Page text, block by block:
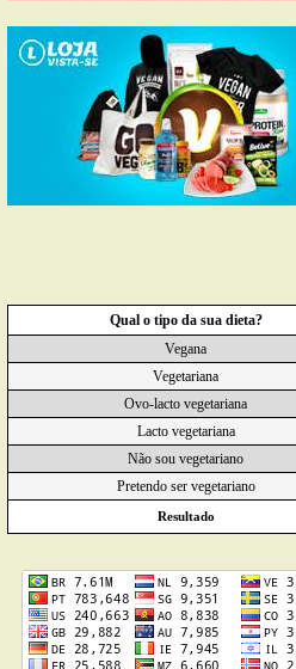
Qual o tipo da sua dieta?
Vegana
Vegetariana
Ovo-lacto vegetariana
Lacto vegetariana
Não sou vegetariano
Pretendo ser vegetariano
Resultado